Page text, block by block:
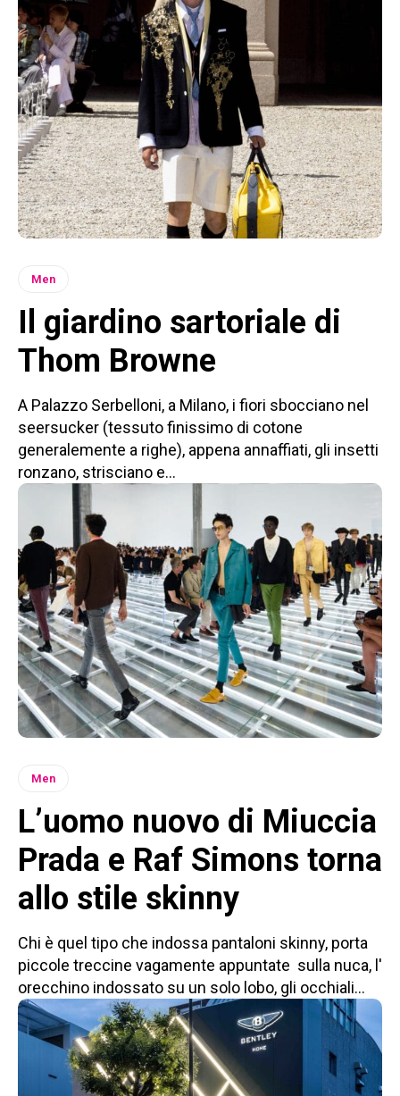
Men
Il giardino sartoriale di
Thom Browne
A Palazzo Serbelloni, a Milano, i fiori sbocciano nel
seersucker (tessuto finissimo di cotone
generalemente a righe), appena annaffiati, gli insetti
ronzano, strisciano e...
Men
L’uomo nuovo di Miuccia
Prada e Raf Simons torna
allo stile skinny
Chi è quel tipo che indossa pantaloni skinny, porta
piccole treccine vagamente appuntate sulla nuca, l'
orecchino indossato su un solo lobo, gli occhiali...